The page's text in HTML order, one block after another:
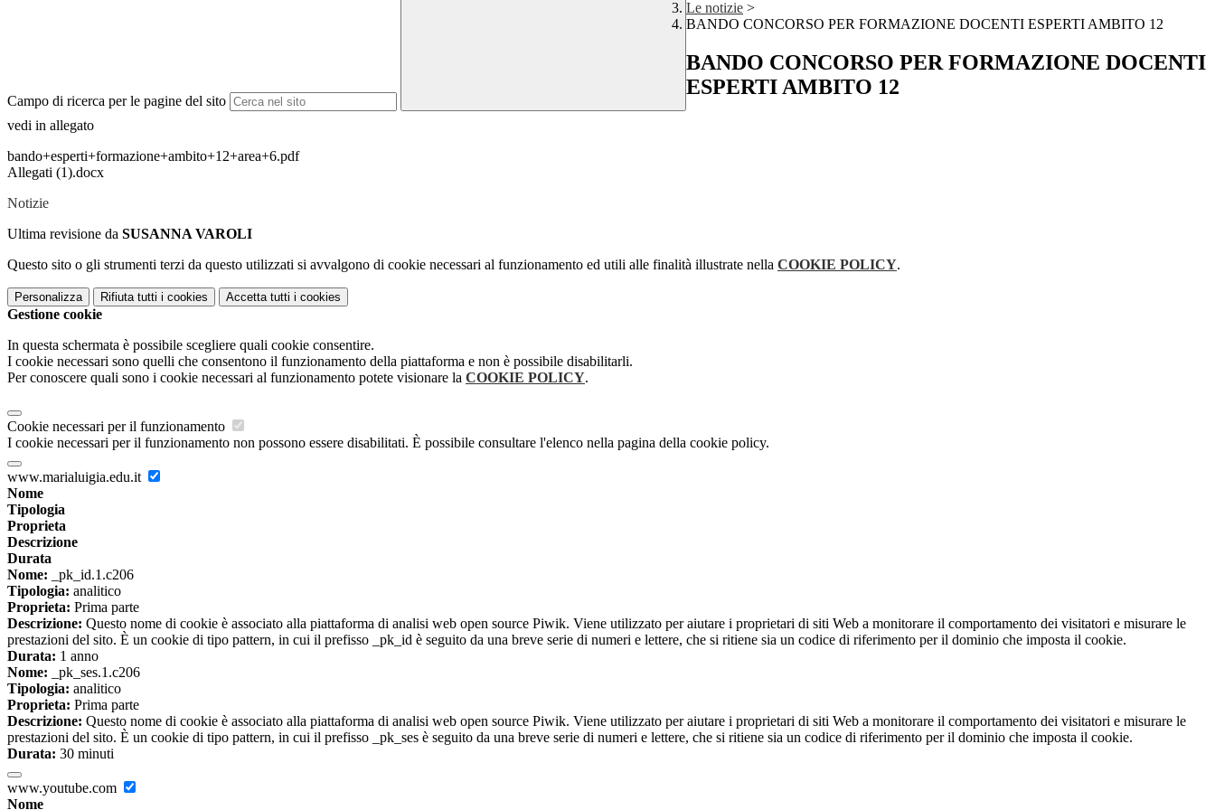
Campo di ricerca per le pagine del sito
Le notizie >
BANDO CONCORSO PER FORMAZIONE DOCENTI ESPERTI AMBITO 12
BANDO CONCORSO PER FORMAZIONE DOCENTI
ESPERTI AMBITO 12
vedi in allegato
bando+esperti+formazione+ambito+12+area+6.pdf
Allegati (1).docx
Notizie
Ultima revisione da SUSANNA VAROLI
Questo sito o gli strumenti terzi da questo utilizzati si avvalgono di cookie necessari al funzionamento ed utili alle finalità illustrate nella COOKIE POLICY.
Personalizza Rifiuta tutti i cookies Accetta tutti i cookies
Gestione cookie
In questa schermata è possibile scegliere quali cookie consentire.
I cookie necessari sono quelli che consentono il funzionamento della piattaforma e non è possibile disabilitarli.
Per conoscere quali sono i cookie necessari al funzionamento potete visionare la COOKIE POLICY.
Cookie necessari per il funzionamento
I cookie necessari per il funzionamento non possono essere disabilitati. È possibile consultare l'elenco nella pagina della cookie policy.
www.marialuigia.edu.it
Nome
Tipologia
Proprieta
Descrizione
Durata
Nome: _pk_id.1.c206
Tipologia: analitico
Proprieta: Prima parte
Descrizione: Questo nome di cookie è associato alla piattaforma di analisi web open source Piwik. Viene utilizzato per aiutare i proprietari di siti Web a monitorare il comportamento dei visitatori e misurare le
prestazioni del sito. È un cookie di tipo pattern, in cui il prefisso _pk_id è seguito da una breve serie di numeri e lettere, che si ritiene sia un codice di riferimento per il dominio che imposta il cookie.
Durata: 1 anno
Nome: _pk_ses.1.c206
Tipologia: analitico
Proprieta: Prima parte
Descrizione: Questo nome di cookie è associato alla piattaforma di analisi web open source Piwik. Viene utilizzato per aiutare i proprietari di siti Web a monitorare il comportamento dei visitatori e misurare le
prestazioni del sito. È un cookie di tipo pattern, in cui il prefisso _pk_ses è seguito da una breve serie di numeri e lettere, che si ritiene sia un codice di riferimento per il dominio che imposta il cookie.
Durata: 30 minuti
www.youtube.com
Nome